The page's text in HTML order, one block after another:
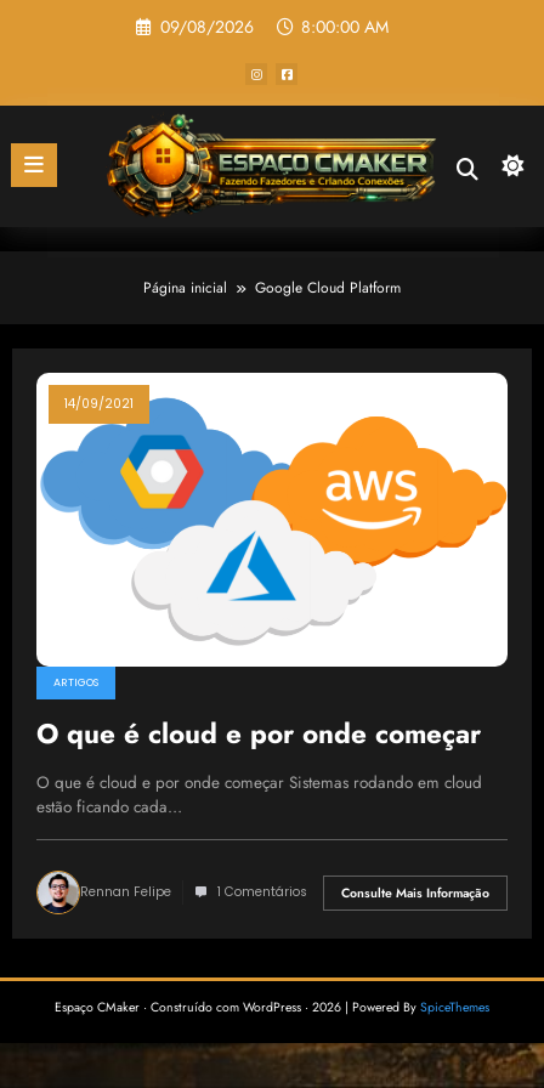
09/08/2026 8:00:00 AM
Página inicial Google Cloud Platform
14/09/2021
ARTIGOS
O que é cloud e por onde começar
O que é cloud e por onde começar Sistemas rodando em cloud
estão ficando cada…
Rennan Felipe 1 Comentários Consulte Mais Informação
Espaço CMaker · Construído com WordPress · 2026 | Powered By SpiceThemes